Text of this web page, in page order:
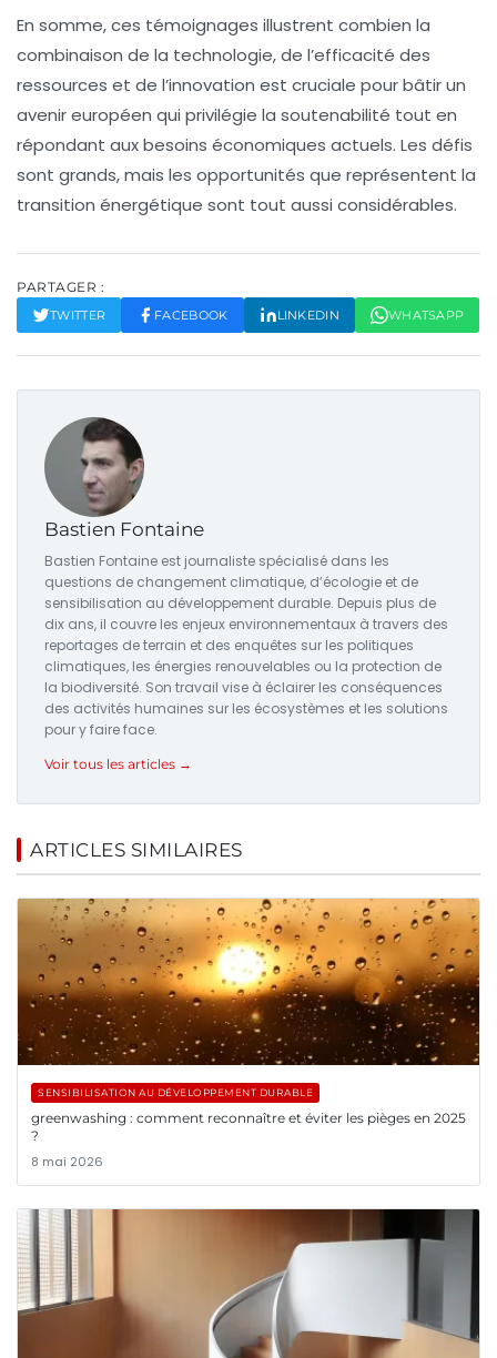
En somme, ces témoignages illustrent combien la
combinaison de la technologie, de l’efficacité des
ressources et de l’innovation est cruciale pour bâtir un
avenir européen qui privilégie la soutenabilité tout en
répondant aux besoins économiques actuels. Les défis
sont grands, mais les opportunités que représentent la
transition énergétique sont tout aussi considérables.
PARTAGER :
TWITTER FACEBOOK LINKEDIN WHATSAPP
Bastien Fontaine
Bastien Fontaine est journaliste spécialisé dans les
questions de changement climatique, d’écologie et de
sensibilisation au développement durable. Depuis plus de
dix ans, il couvre les enjeux environnementaux à travers des
reportages de terrain et des enquêtes sur les politiques
climatiques, les énergies renouvelables ou la protection de
la biodiversité. Son travail vise à éclairer les conséquences
des activités humaines sur les écosystèmes et les solutions
pour y faire face.
Voir tous les articles →
ARTICLES SIMILAIRES
SENSIBILISATION AU DÉVELOPPEMENT DURABLE
greenwashing : comment reconnaître et éviter les pièges en 2025
?
8 mai 2026